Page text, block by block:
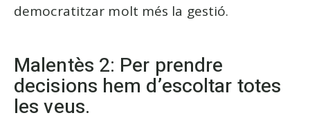
democratitzar molt més la gestió.
Malentès 2: Per prendre
decisions hem d’escoltar totes
les veus.